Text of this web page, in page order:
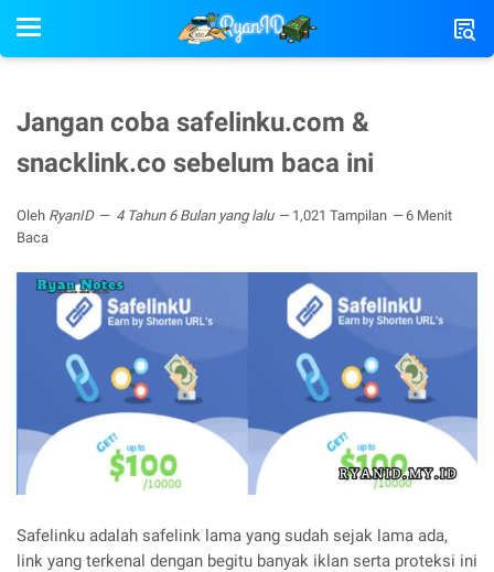
Jangan coba safelinku.com &
snacklink.co sebelum baca ini
Oleh RyanID 4 Tahun 6 Bulan yang lalu 1,021 Tampilan
6 Menit
Baca
Safelinku adalah safelink lama yang sudah sejak lama ada,
link yang terkenal dengan begitu banyak iklan serta proteksi ini